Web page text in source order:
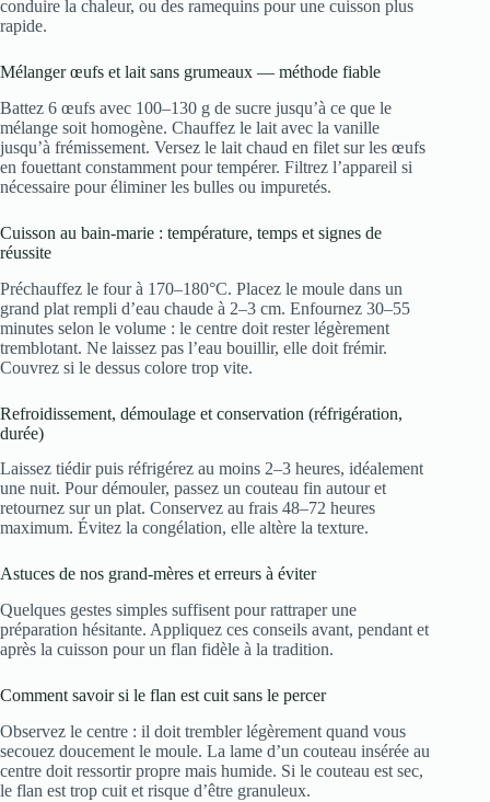
conduire la chaleur, ou des ramequins pour une cuisson plus
rapide.
Mélanger œufs et lait sans grumeaux — méthode fiable
Battez 6 œufs avec 100–130 g de sucre jusqu’à ce que le
mélange soit homogène. Chauffez le lait avec la vanille
jusqu’à frémissement. Versez le lait chaud en filet sur les œufs
en fouettant constamment pour tempérer. Filtrez l’appareil si
nécessaire pour éliminer les bulles ou impuretés.
Cuisson au bain-marie : température, temps et signes de
réussite
Préchauffez le four à 170–180°C. Placez le moule dans un
grand plat rempli d’eau chaude à 2–3 cm. Enfournez 30–55
minutes selon le volume : le centre doit rester légèrement
tremblotant. Ne laissez pas l’eau bouillir, elle doit frémir.
Couvrez si le dessus colore trop vite.
Refroidissement, démoulage et conservation (réfrigération,
durée)
Laissez tiédir puis réfrigérez au moins 2–3 heures, idéalement
une nuit. Pour démouler, passez un couteau fin autour et
retournez sur un plat. Conservez au frais 48–72 heures
maximum. Évitez la congélation, elle altère la texture.
Astuces de nos grand-mères et erreurs à éviter
Quelques gestes simples suffisent pour rattraper une
préparation hésitante. Appliquez ces conseils avant, pendant et
après la cuisson pour un flan fidèle à la tradition.
Comment savoir si le flan est cuit sans le percer
Observez le centre : il doit trembler légèrement quand vous
secouez doucement le moule. La lame d’un couteau insérée au
centre doit ressortir propre mais humide. Si le couteau est sec,
le flan est trop cuit et risque d’être granuleux.